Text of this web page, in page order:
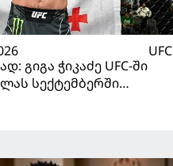
UFC
გიგა ჭიკაძე UFC-ში
სექტემბერში